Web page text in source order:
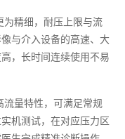
为精细，耐压上限与流
与介入设备的高速、大
，长时间连续使用不易
流量特性，可满足常规
机测试，在对应压力区